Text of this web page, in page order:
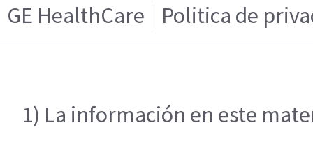
GE HealthCare Politica de
1) La información en este